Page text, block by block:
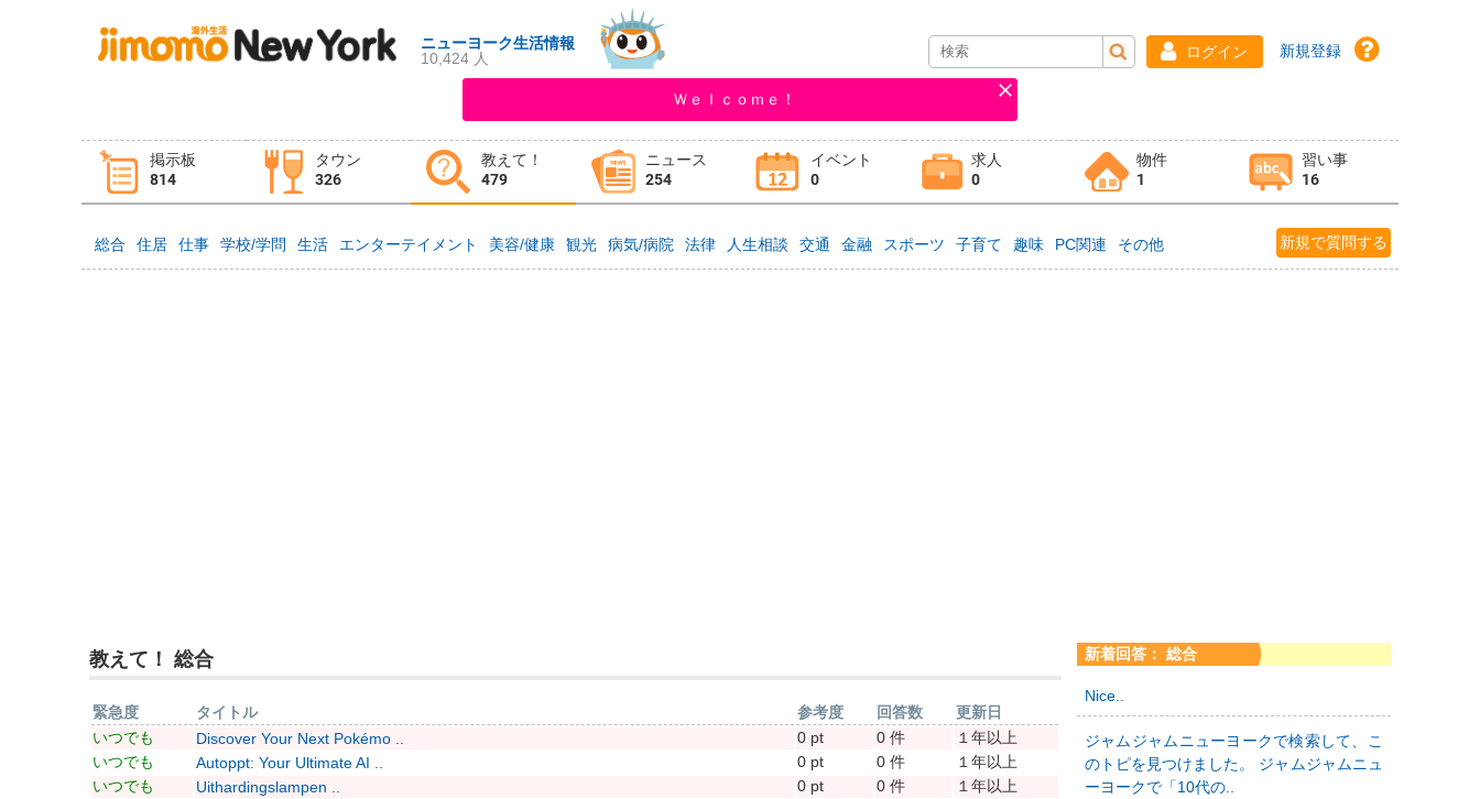
ニューヨーク生活情報
10,424 人
ログイン 新規登録
Ｗｅｌｃｏｍｅ！
掲示板
814
タウン
326
教えて！
479
ニュース
254
イベント
0
求人
0
物件
1
習い事
16
タウン情報 教えて！
イベント 求人
総合 住居 仕事 学校/学問 生活 エンターテイメント 美容/健康 観光 病気/病院 法律 人生相談 交通 金融 スポーツ 子育て 趣味 PC関連 その他 新規で質問する
教えて！ 総合
緊急度 タイトル 参考度 回答数
更新日
いつでも
Discover Your Next Pokémo .. 0 pt 0 件
１年以上
いつでも
Autoppt: Your Ultimate AI .. 0 pt 0 件
１年以上
いつでも
Uithardingslampen .. 0 pt 0 件
１年以上
新着回答： 総合
Nice..
ジャムジャムニューヨークで検索して、こ
のトピを見つけました。 ジャムジャムニュ
ーヨークで「10代の..